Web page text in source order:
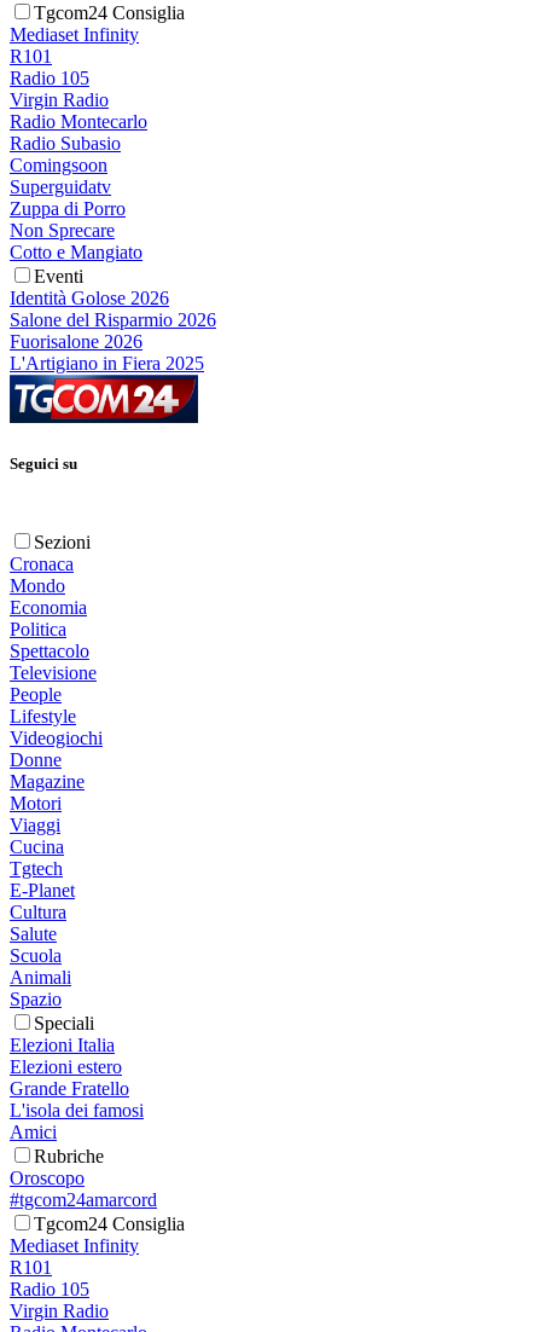
Tgcom24 Consiglia
Mediaset Infinity
R101
Radio 105
Virgin Radio
Radio Montecarlo
Radio Subasio
Comingsoon
Superguidatv
Zuppa di Porro
Non Sprecare
Cotto e Mangiato
Eventi
Identità Golose 2026
Salone del Risparmio 2026
Fuorisalone 2026
L'Artigiano in Fiera 2025
Seguici su
Sezioni
Cronaca
Mondo
Economia
Politica
Spettacolo
Televisione
People
Lifestyle
Videogiochi
Donne
Magazine
Motori
Viaggi
Cucina
Tgtech
E-Planet
Cultura
Salute
Scuola
Animali
Spazio
Speciali
Elezioni Italia
Elezioni estero
Grande Fratello
L'isola dei famosi
Amici
Rubriche
Oroscopo
#tgcom24amarcord
Tgcom24 Consiglia
Mediaset Infinity
R101
Radio 105
Virgin Radio